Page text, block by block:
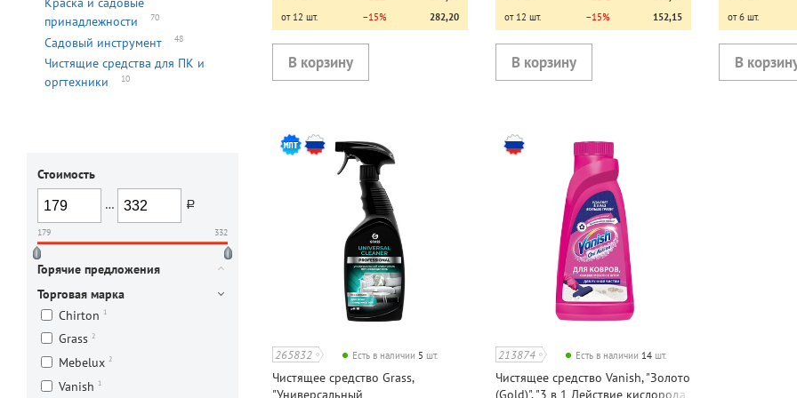
принадлежности
70
Садовый инструмент 48
Чистящие средства для ПК и
оргтехники
10
Стоимость
…
руб.
179 332
Горячие предложения
Торговая марка
Chirton 1
Grass 2
Mebelux 2
Vanish 1
от 12 шт.
−15% 282,20
от 12 шт.
−15% 152,15
от 6 шт.
265832 Есть в наличии 5 шт.
Чистящее средство Grass,
"Универсальный
213874 Есть в наличии 14 шт.
Чистящее средство Vanish, "Золото
(Gold)", "3 в 1 Действие кислорода